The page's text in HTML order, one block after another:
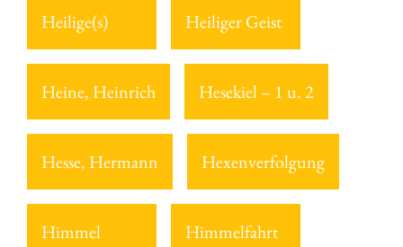
Heilige(s) Heiliger Geist
Heine, Heinrich Hesekiel – 1 u. 2
Hesse, Hermann Hexenverfolgung
Himmel Himmelfahrt